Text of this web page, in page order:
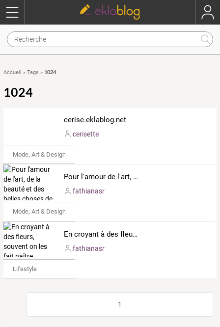
Accueil » Tags » 1024
1024
cerise.eklablog.net
cerisette
Mode, Art & Design
Pour l'amour de l'art, de la beauté et des belles choses de la vie cachée...
fathianasr
Mode, Art & Design
En croyant à des fleurs, souvent on les fait naître.
fathianasr
Lifestyle
1